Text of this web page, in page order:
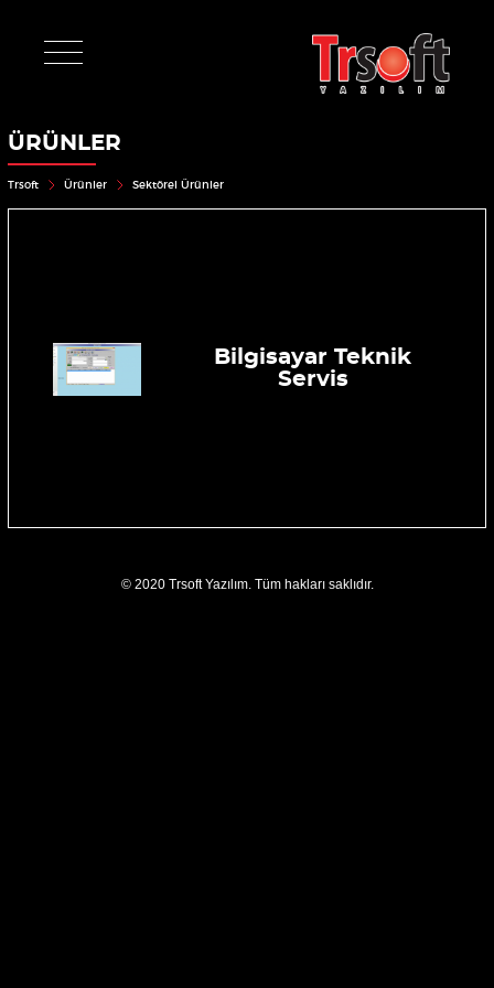
ÜRÜNLER
Trsoft Ürünler Sektörel Ürünler
Bilgisayar Teknik
Servis
© 2020 Trsoft Yazılım. Tüm hakları saklıdır.